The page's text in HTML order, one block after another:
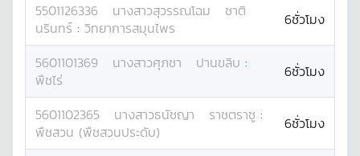
5501126336 นางสาวสุวรรณโฉม
ชาติ
นรินทร์ : วิทยาการสมุนไพร 6ชั่วโมง
5601101369 นางสาวศุภชา ปานขลิบ :
พืชไร่
6ชั่วโมง
5601102365 นางสาวธนัชญา ราชตราชู :
พืชสวน (พืชสวนประดับ)
6ชั่วโมง